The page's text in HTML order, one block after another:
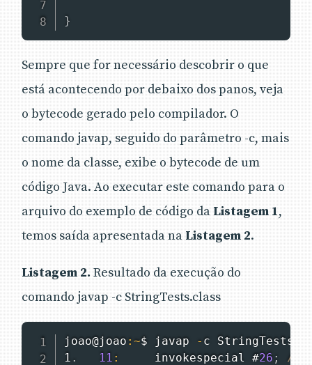
}
Sempre que for necessário descobrir o que
está acontecendo por debaixo dos panos, veja
o bytecode gerado pelo compilador. O
comando javap, seguido do parâmetro -c, mais
o nome da classe, exibe o bytecode de um
código Java. Ao executar este comando para o
arquivo do exemplo de código da Listagem 1,
temos saída apresentada na Listagem 2.
Listagem 2. Resultado da execução do
comando javap -c StringTests.class
joao@joao : ~$ javap - c StringTests
1 . 11 :
     invokespecial #
26 ;
//